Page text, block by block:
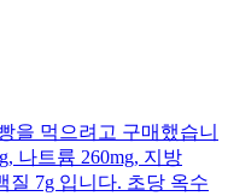
을 먹으려고 구매했습니
나트륨 260mg, 지방
질 7g 입니다. 초당 옥수